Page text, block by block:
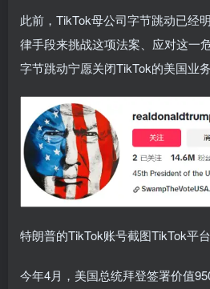
此前，TikTok母公司字节跳动已经
律手段来挑战这项法案、应对这一
字节跳动宁愿关闭TikTok的美国业
特朗普的TikTok账号截图TikTok平台
今年4月，美国总统拜登签署价值